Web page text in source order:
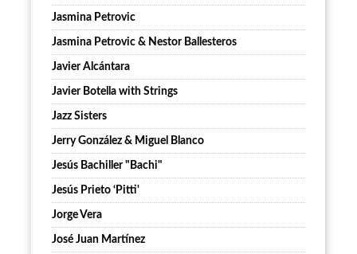
Jasmina Petrovic
Jasmina Petrovic & Nestor Ballesteros
Javier Alcántara
Javier Botella with Strings
Jazz Sisters
Jerry González & Miguel Blanco
Jesús Bachiller "Bachi"
Jesús Prieto ‘Pitti'
Jorge Vera
José Juan Martínez